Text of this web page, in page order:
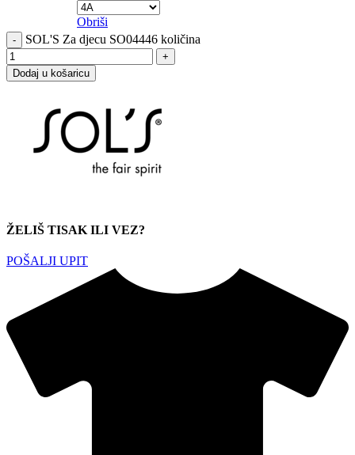
Obriši
SOL'S Za djecu SO04446 količina
Dodaj u košaricu
ŽELIŠ TISAK ILI VEZ?
POŠALJI UPIT